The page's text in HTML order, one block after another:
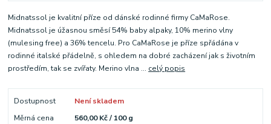
Midnatssol je kvalitní příze od dánské rodinné firmy CaMaRose.
Midnatssol je úžasnou směsí 54% baby alpaky, 10% merino vlny
(mulesing free) a 36% tencelu. Pro CaMaRose je příze spřádána v
rodinné italské přádelně, s ohledem na dobré zacházení jak s životním
prostředím, tak se zvířaty. Merino vlna ... celý popis
Dostupnost
Není skladem
Měrná cena
560,00 Kč / 100 g